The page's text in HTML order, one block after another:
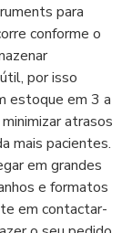
para
conforme o
por isso
estoque em 3 a
atrasos
mais pacientes.
em grandes
e formatos
em contactar-